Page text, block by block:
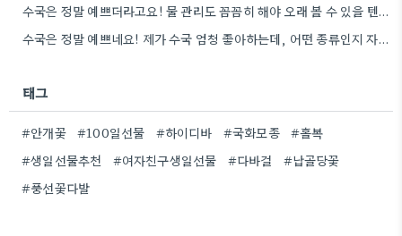
수국은 정말 예쁘더라고요! 물 관리도 꼼꼼히 해야 오래 볼 수 있을 텐데, 제가 좀 덜…
수국은 정말 예쁘네요! 제가 수국 엄청 좋아하는데, 어떤 종류인지 자세히 보니 더 감동이에요.
태그
#안개꽃 #100일선물 #하이디바 #국화모종
#홀복
#생일선물추천
#여자친구생일선물 #다바걸
#납골당꽃
#풍선꽃다발